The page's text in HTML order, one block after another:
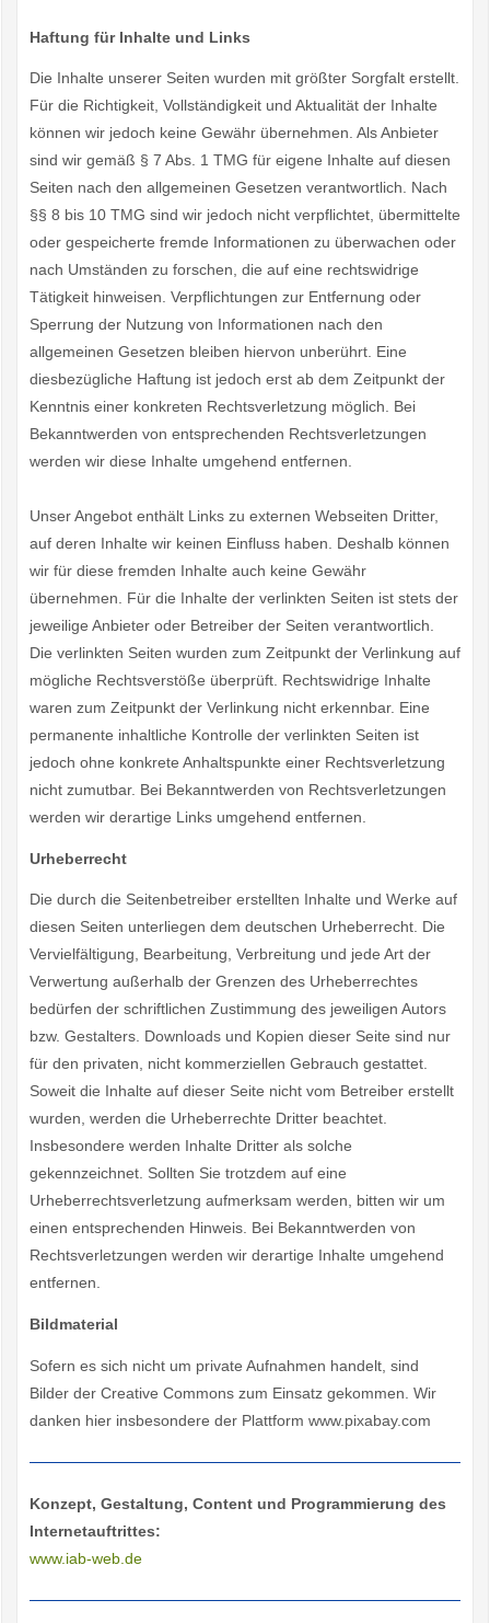
Haftung für Inhalte und Links
Die Inhalte unserer Seiten wurden mit größter Sorgfalt erstellt.
Für die Richtigkeit, Vollständigkeit und Aktualität der Inhalte
können wir jedoch keine Gewähr übernehmen. Als Anbieter
sind wir gemäß § 7 Abs. 1 TMG für eigene Inhalte auf diesen
Seiten nach den allgemeinen Gesetzen verantwortlich. Nach
§§ 8 bis 10 TMG sind wir jedoch nicht verpflichtet, übermittelte
oder gespeicherte fremde Informationen zu überwachen oder
nach Umständen zu forschen, die auf eine rechtswidrige
Tätigkeit hinweisen. Verpflichtungen zur Entfernung oder
Sperrung der Nutzung von Informationen nach den
allgemeinen Gesetzen bleiben hiervon unberührt. Eine
diesbezügliche Haftung ist jedoch erst ab dem Zeitpunkt der
Kenntnis einer konkreten Rechtsverletzung möglich. Bei
Bekanntwerden von entsprechenden Rechtsverletzungen
werden wir diese Inhalte umgehend entfernen.
Unser Angebot enthält Links zu externen Webseiten Dritter,
auf deren Inhalte wir keinen Einfluss haben. Deshalb können
wir für diese fremden Inhalte auch keine Gewähr
übernehmen. Für die Inhalte der verlinkten Seiten ist stets der
jeweilige Anbieter oder Betreiber der Seiten verantwortlich.
Die verlinkten Seiten wurden zum Zeitpunkt der Verlinkung auf
mögliche Rechtsverstöße überprüft. Rechtswidrige Inhalte
waren zum Zeitpunkt der Verlinkung nicht erkennbar. Eine
permanente inhaltliche Kontrolle der verlinkten Seiten ist
jedoch ohne konkrete Anhaltspunkte einer Rechtsverletzung
nicht zumutbar. Bei Bekanntwerden von Rechtsverletzungen
werden wir derartige Links umgehend entfernen.
Urheberrecht
Die durch die Seitenbetreiber erstellten Inhalte und Werke auf
diesen Seiten unterliegen dem deutschen Urheberrecht. Die
Vervielfältigung, Bearbeitung, Verbreitung und jede Art der
Verwertung außerhalb der Grenzen des Urheberrechtes
bedürfen der schriftlichen Zustimmung des jeweiligen Autors
bzw. Gestalters. Downloads und Kopien dieser Seite sind nur
für den privaten, nicht kommerziellen Gebrauch gestattet.
Soweit die Inhalte auf dieser Seite nicht vom Betreiber erstellt
wurden, werden die Urheberrechte Dritter beachtet.
Insbesondere werden Inhalte Dritter als solche
gekennzeichnet. Sollten Sie trotzdem auf eine
Urheberrechtsverletzung aufmerksam werden, bitten wir um
einen entsprechenden Hinweis. Bei Bekanntwerden von
Rechtsverletzungen werden wir derartige Inhalte umgehend
entfernen.
Bildmaterial
Sofern es sich nicht um private Aufnahmen handelt, sind
Bilder der Creative Commons zum Einsatz gekommen. Wir
danken hier insbesondere der Plattform www.pixabay.com
Konzept, Gestaltung, Content und Programmierung des
Internetauftrittes:
www.iab-web.de